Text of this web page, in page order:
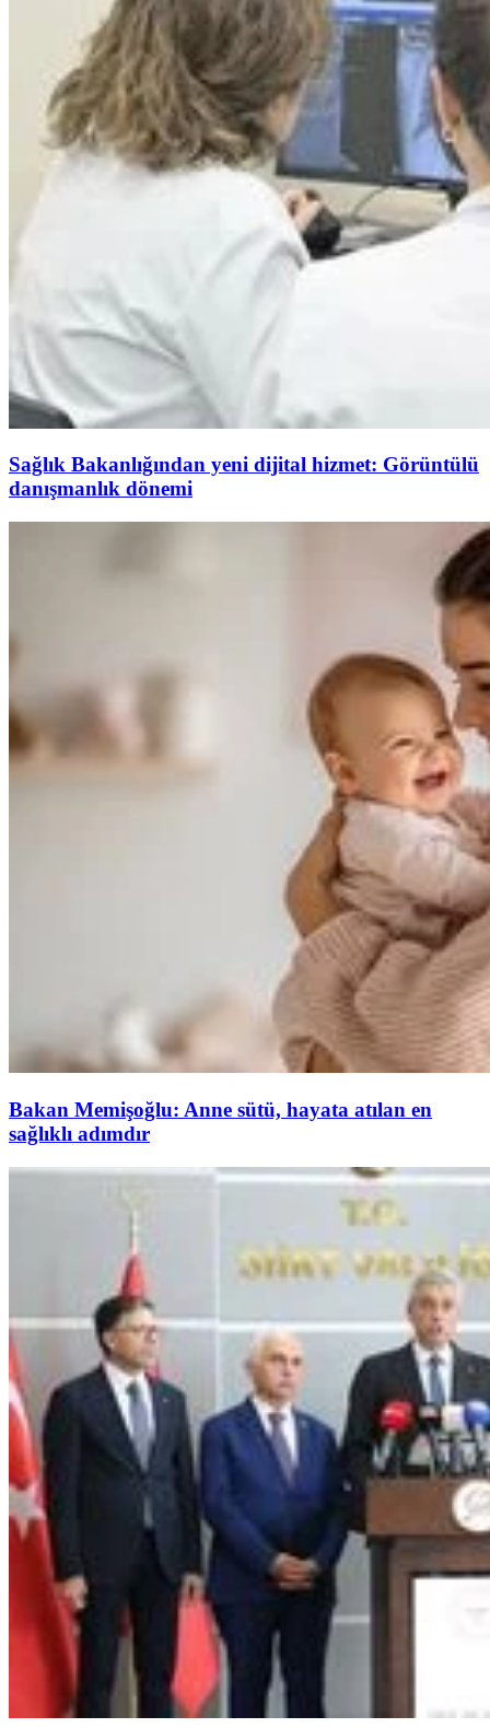
Sağlık Bakanlığından yeni dijital hizmet: Görüntülü
danışmanlık dönemi
Bakan Memişoğlu: Anne sütü, hayata atılan en
sağlıklı adımdır